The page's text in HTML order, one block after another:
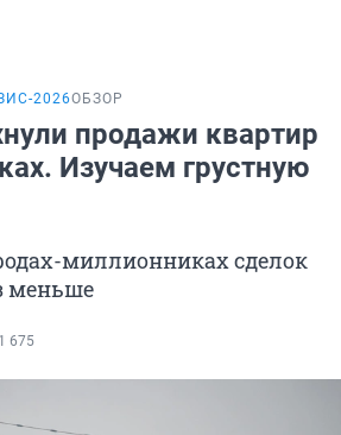
2026ОБЗОР
продажи квартир
Изучаем грустную
миллионниках сделок
меньше
1 675